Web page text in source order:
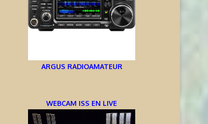
ARGUS RADIOAMATEUR
WEBCAM ISS EN LIVE